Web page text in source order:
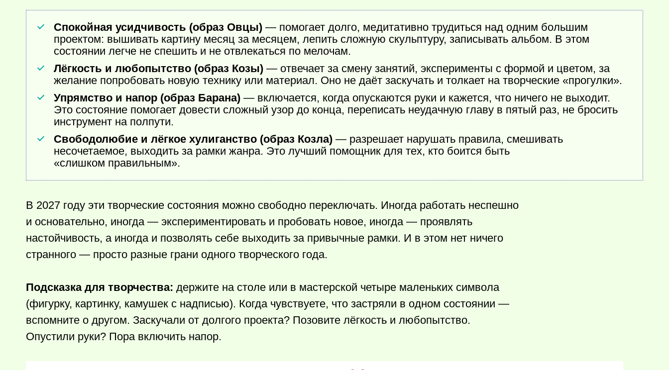
Спокойная усидчивость (образ Овцы) — помогает долго, медитативно трудиться над одним большим
проектом: вышивать картину месяц за месяцем, лепить сложную скульптуру, записывать альбом. В этом
состоянии легче не спешить и не отвлекаться по мелочам.
Лёгкость и любопытство (образ Козы) — отвечает за смену занятий, эксперименты с формой и цветом, за
желание попробовать новую технику или материал. Оно не даёт заскучать и толкает на творческие «прогулки».
Упрямство и напор (образ Барана) — включается, когда опускаются руки и кажется, что ничего не выходит.
Это состояние помогает довести сложный узор до конца, переписать неудачную главу в пятый раз, не бросить
инструмент на полпути.
Свободолюбие и лёгкое хулиганство (образ Козла) — разрешает нарушать правила, смешивать
несочетаемое, выходить за рамки жанра. Это лучший помощник для тех, кто боится быть
«слишком правильным».
В 2027 году эти творческие состояния можно свободно переключать. Иногда работать неспешно
и основательно, иногда — экспериментировать и пробовать новое, иногда — проявлять
настойчивость, а иногда и позволять себе выходить за привычные рамки. И в этом нет ничего
странного — просто разные грани одного творческого года.
Подсказка для творчества: держите на столе или в мастерской четыре маленьких символа
(фигурку, картинку, камушек с надписью). Когда чувствуете, что застряли в одном состоянии —
вспомните о другом. Заскучали от долгого проекта? Позовите лёгкость и любопытство.
Опустили руки? Пора включить напор.